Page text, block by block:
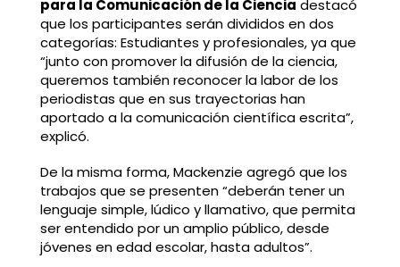
para la Comunicación de la Ciencia destacó
que los participantes serán divididos en dos
categorías: Estudiantes y profesionales, ya que
“junto con promover la difusión de la ciencia,
queremos también reconocer la labor de los
periodistas que en sus trayectorias han
aportado a la comunicación científica escrita”,
explicó.
De la misma forma, Mackenzie agregó que los
trabajos que se presenten “deberán tener un
lenguaje simple, lúdico y llamativo, que permita
ser entendido por un amplio público, desde
jóvenes en edad escolar, hasta adultos”.